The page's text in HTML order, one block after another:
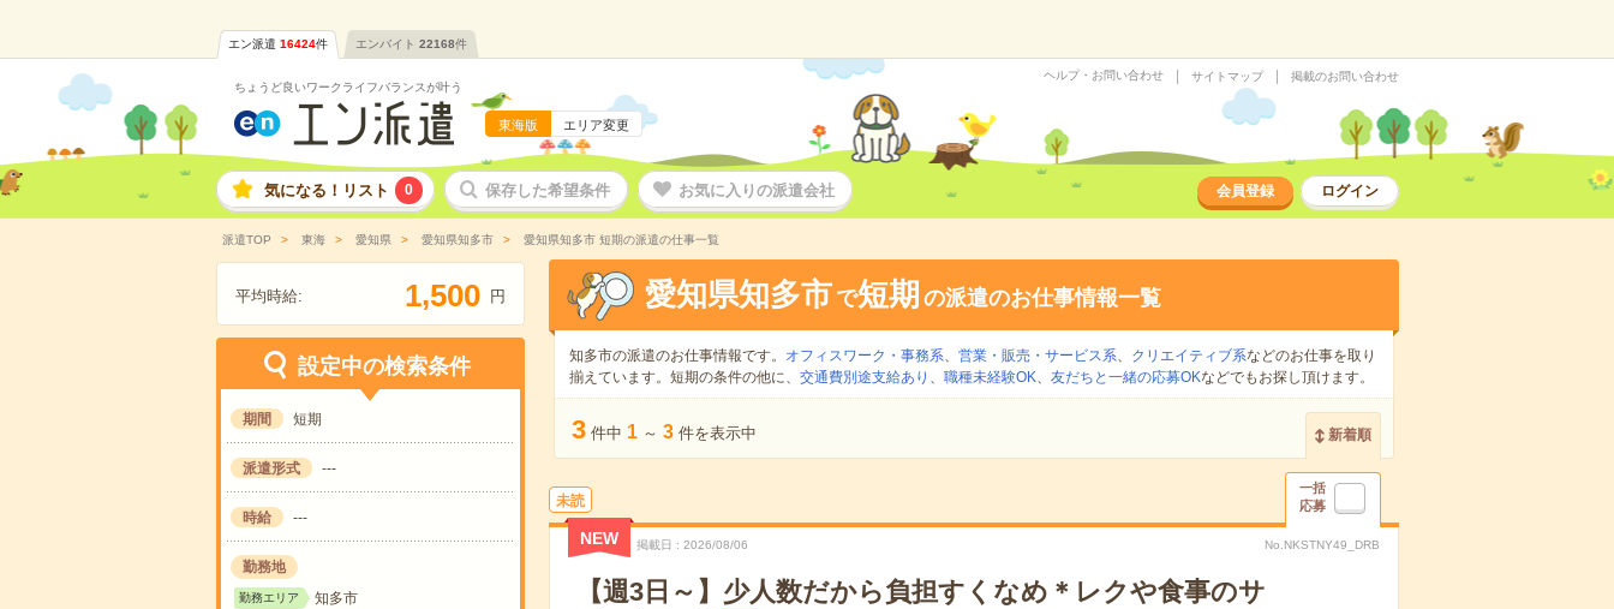
エン派遣 16424件 エンバイト 22168件
ちょうど良いワークライフバランスが叶う
東海版 エリア変更
ヘルプ・お問い合わせ サイトマップ 掲載のお問い合わせ
気になる！リスト 0 保存した希望条件 お気に入りの派遣会社 会員登録 ログイン
派遣TOP 東海 愛知県 愛知県知多市 愛知県知多市 短期の派遣の仕事一覧
平均時給: 1,500 円
設定中の検索条件
期間 短期
派遣形式 ---
時給 ---
勤務地
勤務エリア 知多市
愛知県知多市 で短期 の派遣のお仕事情報一覧
知多市の派遣のお仕事情報です。 オフィスワーク・事務系、 営業・販売・サービス系、 クリエイティブ系などのお仕事を取り
揃えています。短期の条件の他に、 交通費別途支給あり 、 職種未経験OK、 友だちと一緒の応募OKなどでもお探し頂けます。
3 件中 1 ～ 3 件を表示中 新着順
未読
一括
応募
NEW 掲載日 2026/08/06 No.NKSTNY49_DRB
【週3日～】少人数だから負担すくなめ＊レクや食事のサ